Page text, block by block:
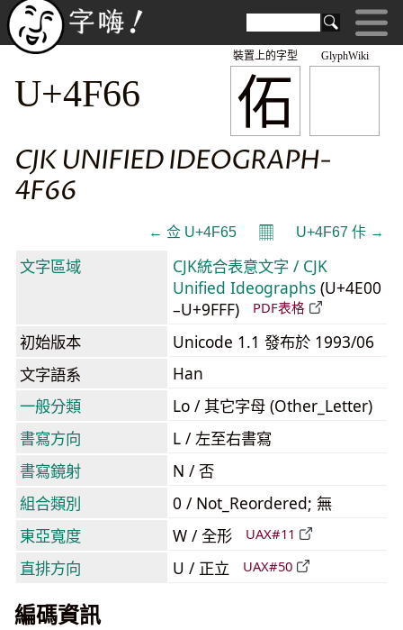
GlyphWiki
佦
裝置上的字型
U+4F66
CJK UNIFIED IDEOGRAPH-
4F66
← 佥 U+4F65 𝄜 U+4F67 佧 →
文字區域
CJK統合表意文字 / CJK
Unified Ideographs (U+4E00
–U+9FFF)
PDF表格
初始版本
Unicode 1.1 發布於 1993/06
文字語系
Han
一般分類
Lo / 其它字母 (Other_Letter)
書寫方向
L / 左至右書寫
書寫鏡射
N / 否
組合類別
0 / Not_Reordered; 無
東亞寬度
W / 全形 UAX#11
直排方向 U / 正立 UAX#50
編碼資訊